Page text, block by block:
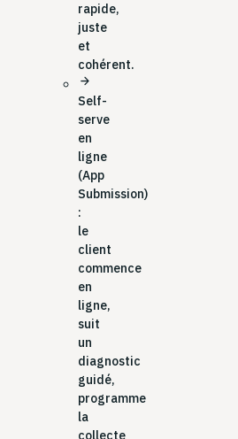
rapide,
juste
et
cohérent.
arrow_forward
Self-
serve
en
ligne
(App
Submission)
:
le
client
commence
en
ligne,
suit
un
diagnostic
guidé,
programme
la
collecte